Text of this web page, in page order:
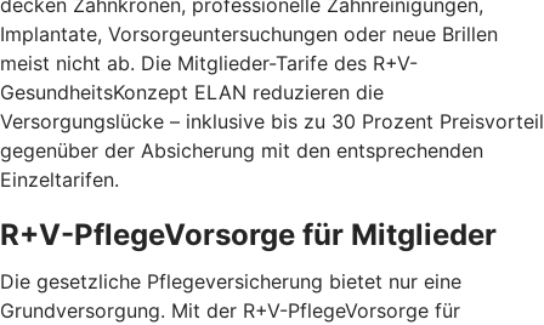
Implantate, Vorsorgeuntersuchungen oder neue Brillen
meist nicht ab. Die Mitglieder-Tarife des R+V-
GesundheitsKonzept ELAN reduzieren die
Versorgungslücke – inklusive bis zu 30 Prozent Preis­vorteil
gegenüber der Absicherung mit den entspre­chenden
Einzel­tarifen.
R+V-PflegeVorsorge für Mitglieder
Die gesetzliche Pflegeversicherung bietet nur eine
Grundversorgung. Mit der R+V-PflegeVorsorge für